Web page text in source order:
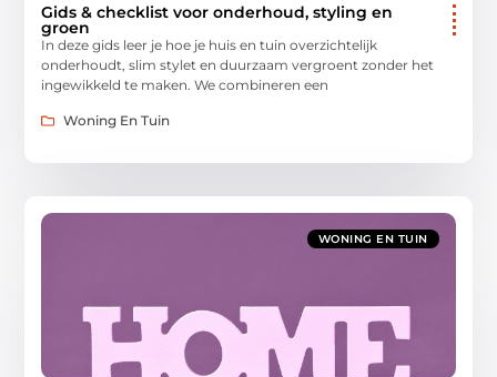
Gids & checklist voor onderhoud, styling en
groen
In deze gids leer je hoe je huis en tuin overzichtelijk
onderhoudt, slim stylet en duurzaam vergroent zonder het
ingewikkeld te maken. We combineren een
Woning En Tuin
WONING EN TUIN